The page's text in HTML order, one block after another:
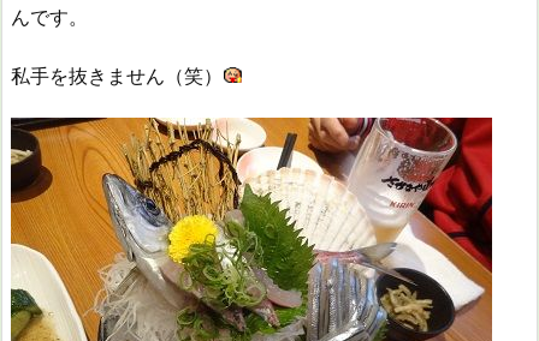
んです。
私手を抜きません（笑）